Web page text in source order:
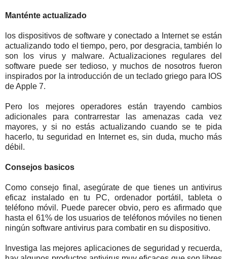
Manténte actualizado
los dispositivos de software y conectado a Internet se están
actualizando todo el tiempo, pero, por desgracia, también lo
son los virus y malware. Actualizaciones regulares del
software puede ser tedioso, y muchos de nosotros fueron
inspirados por la introducción de un teclado griego para IOS
de Apple 7.
Pero los mejores operadores están trayendo cambios
adicionales para contrarrestar las amenazas cada vez
mayores, y si no estás actualizando cuando se te pida
hacerlo, tu seguridad en Internet es, sin duda, mucho más
débil.
Consejos basicos
Como consejo final, asegúrate de que tienes un antivirus
eficaz instalado en tu PC, ordenador portátil, tableta o
teléfono móvil. Puede parecer obvio, pero es afirmado que
hasta el 61% de los usuarios de teléfonos móviles no tienen
ningún software antivirus para combatir en su dispositivo.
Investiga las mejores aplicaciones de seguridad y recuerda,